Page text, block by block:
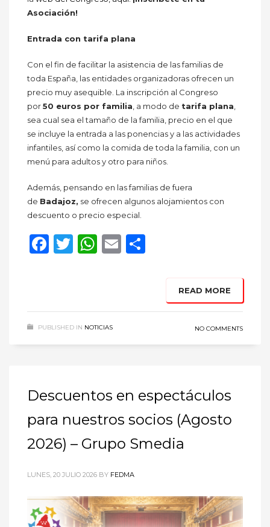
Asociación!
Entrada con tarifa plana
Con el fin de facilitar la asistencia de las familias de
toda España, las entidades organizadoras ofrecen un
precio muy asequible. La inscripción al Congreso
por50 euros por familia, a modo de tarifa plana,
sea cual sea el tamaño de la familia, precio en el que
se incluye la entrada a las ponencias y a las actividades
infantiles, así como la comida de toda la familia, con un
menú para adultos y otro para niños.
Además, pensando en las familias de fuera
de Badajoz, se ofrecen algunos alojamientos con
descuento o precio especial.
Facebook
Twitter
WhatsApp
Email
READ MORE
PUBLISHED IN NOTICIAS NO COMMENTS
Descuentos en espectáculos
para nuestros socios (Agosto
2026) – Grupo Smedia
LUNES, 20 JULIO 2026 BY FEDMA